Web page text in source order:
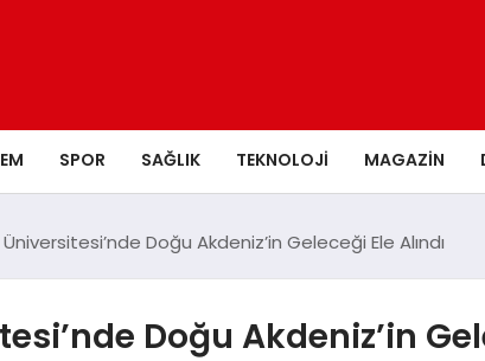
SPOR SAĞLIK TEKNOLOJI MAGAZIN
Doğu Akdeniz’in Geleceği Ele Alındı
Doğu Akdeniz’in